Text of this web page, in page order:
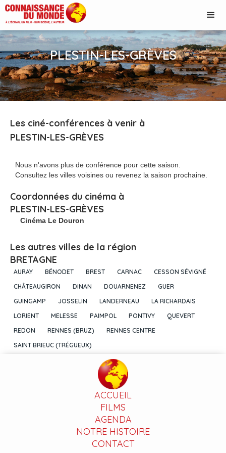
PLESTIN-LES-GRÈVES
Les ciné-conférences à venir à
PLESTIN-LES-GRÈVES
Nous n'avons plus de conférence pour cette saison.
Consultez les villes voisines ou revenez la saison prochaine.
Coordonnées du cinéma à
PLESTIN-LES-GRÈVES
Cinéma Le Douron
Les autres villes de la région
BRETAGNE
AURAY BÉNODET BREST CARNAC
CESSON SÉVIGNÉ
CHÂTEAUGIRON
DINAN DOUARNENEZ
GUER
GUINGAMP
JOSSELIN LANDERNEAU
LA RICHARDAIS
LORIENT
MELESSE PAIMPOL PONTIVY
QUEVERT
REDON
RENNES (BRUZ)
RENNES CENTRE
SAINT BRIEUC (TRÉGUEUX)
ACCUEIL
FILMS
AGENDA
NOTRE HISTOIRE
CONTACT